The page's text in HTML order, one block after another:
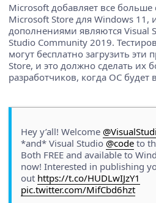
Microsoft добавляет все
Microsoft Store для Windows 11,
дополнениями являются Visual
Studio Community 2019.
могут бесплатно загрузить
Store, и это должно сделать их
разработчиков, когда ОС
Hey y’all! Welcome
*and* Visual Studio @code to
Both FREE and available to
now! Interested in publishing
out https://t.co/HUDLwIJzY1
pic.twitter.com/MifCbd6hzt